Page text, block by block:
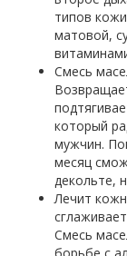
типов
матовой,
Смесь
который
мужчин.
месяц
декольте,
Лечит
Смесь